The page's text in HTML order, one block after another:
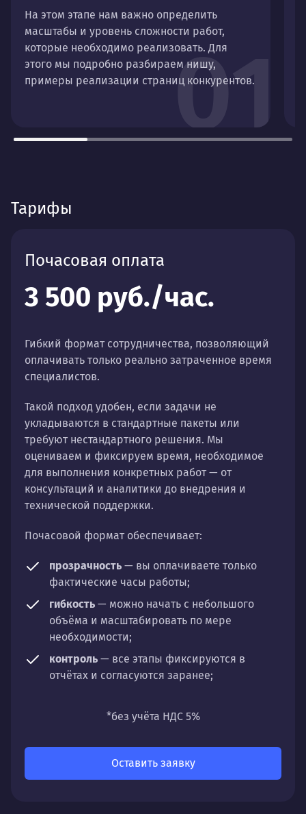
01
На этом этапе нам важно определить
масштабы и уровень сложности работ,
которые необходимо реализовать. Для
этого мы подробно разбираем нишу,
примеры реализации страниц конкурентов.
Тарифы
Почасовая оплата
3 500 руб./час.
Гибкий формат сотрудничества, позволяющий
оплачивать только реально затраченное время
специалистов.
Такой подход удобен, если задачи не
укладываются в стандартные пакеты или
требуют нестандартного решения. Мы
оцениваем и фиксируем время, необходимое
для выполнения конкретных работ — от
консультаций и аналитики до внедрения и
технической поддержки.
Почасовой формат обеспечивает:
прозрачность — вы оплачиваете только
фактические часы работы;
гибкость — можно начать с небольшого
объёма и масштабировать по мере
необходимости;
контроль — все этапы фиксируются в
отчётах и согласуются заранее;
направлений: стратегии, настройки,
*без учёта НДС 5%
Оставить заявку